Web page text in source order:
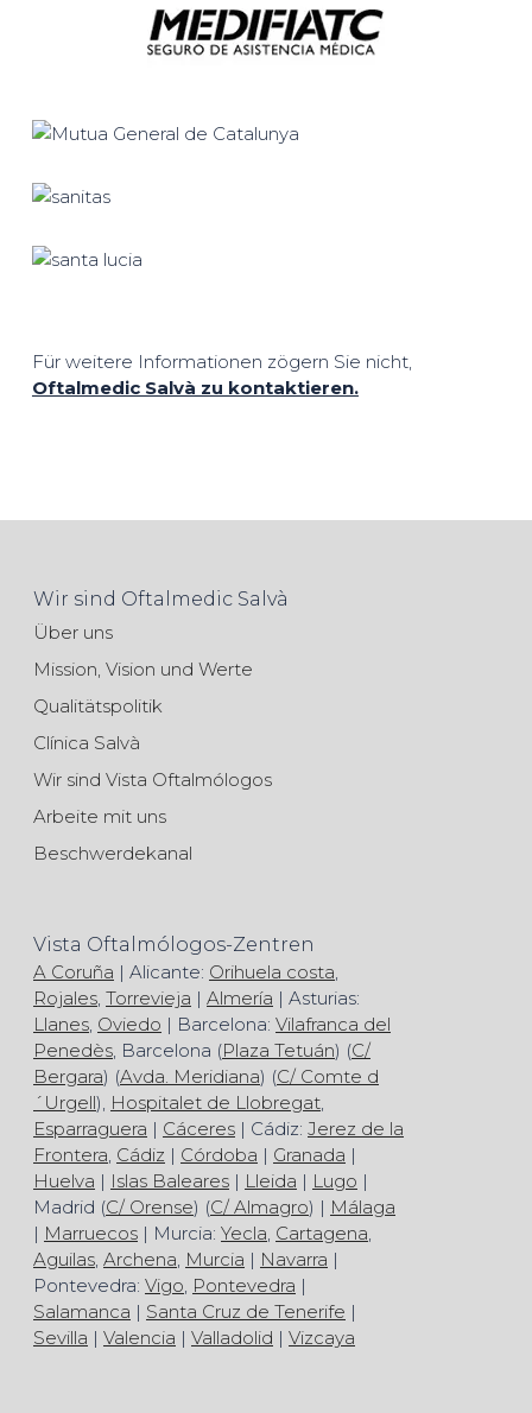
Für weitere Informationen zögern Sie nicht,
Oftalmedic Salvà zu kontaktieren.
Wir sind Oftalmedic Salvà
Über uns
Mission, Vision und Werte
Qualitätspolitik
Clínica Salvà
Wir sind Vista Oftalmólogos
Arbeite mit uns
Beschwerdekanal
Vista Oftalmólogos-Zentren
A Coruña | Alicante: Orihuela costa,
Rojales, Torrevieja | Almería | Asturias:
Llanes, Oviedo | Barcelona: Vilafranca del
Penedès, Barcelona (Plaza Tetuán) (C/
Bergara) (Avda. Meridiana) (C/ Comte d
´Urgell), Hospitalet de Llobregat,
Esparraguera | Cáceres | Cádiz: Jerez de la
Frontera, Cádiz | Córdoba | Granada |
Huelva | Islas Baleares | Lleida | Lugo |
Madrid (C/ Orense) (C/ Almagro) | Málaga
| Marruecos | Murcia: Yecla, Cartagena,
Aguilas, Archena, Murcia | Navarra |
Pontevedra: Vigo, Pontevedra |
Salamanca | Santa Cruz de Tenerife |
Sevilla | Valencia | Valladolid | Vizcaya